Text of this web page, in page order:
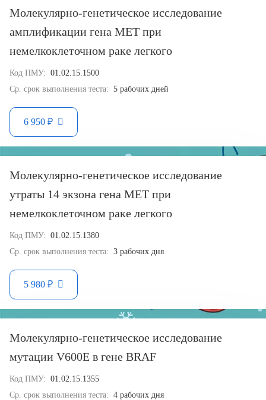
Молекулярно-генетическое исследование
амплификации гена MET при
немелкоклеточном раке легкого
Код ПМУ: 01.02.15.1500
Ср. срок выполнения теста: 5 рабочих дней
6 950 ₽
Молекулярно-генетическое исследование
утраты 14 экзона гена MET при
немелкоклеточном раке легкого
Код ПМУ: 01.02.15.1380
Ср. срок выполнения теста: 3 рабочих дня
5 980 ₽
Молекулярно-генетическое исследование
мутации V600E в гене BRAF
Код ПМУ: 01.02.15.1355
Ср. срок выполнения теста: 4 рабочих дня